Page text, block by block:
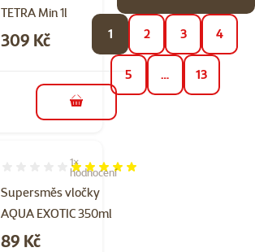
TETRA Min 1l
Cena
309 Kč
do košíku
Supersměs vločky
AQUA EXOTIC 350ml
Hodnocení 100%, počet hodnocení: 1
1×
hodnocení
Cena
89 Kč
1 2 3 4
5 … 13